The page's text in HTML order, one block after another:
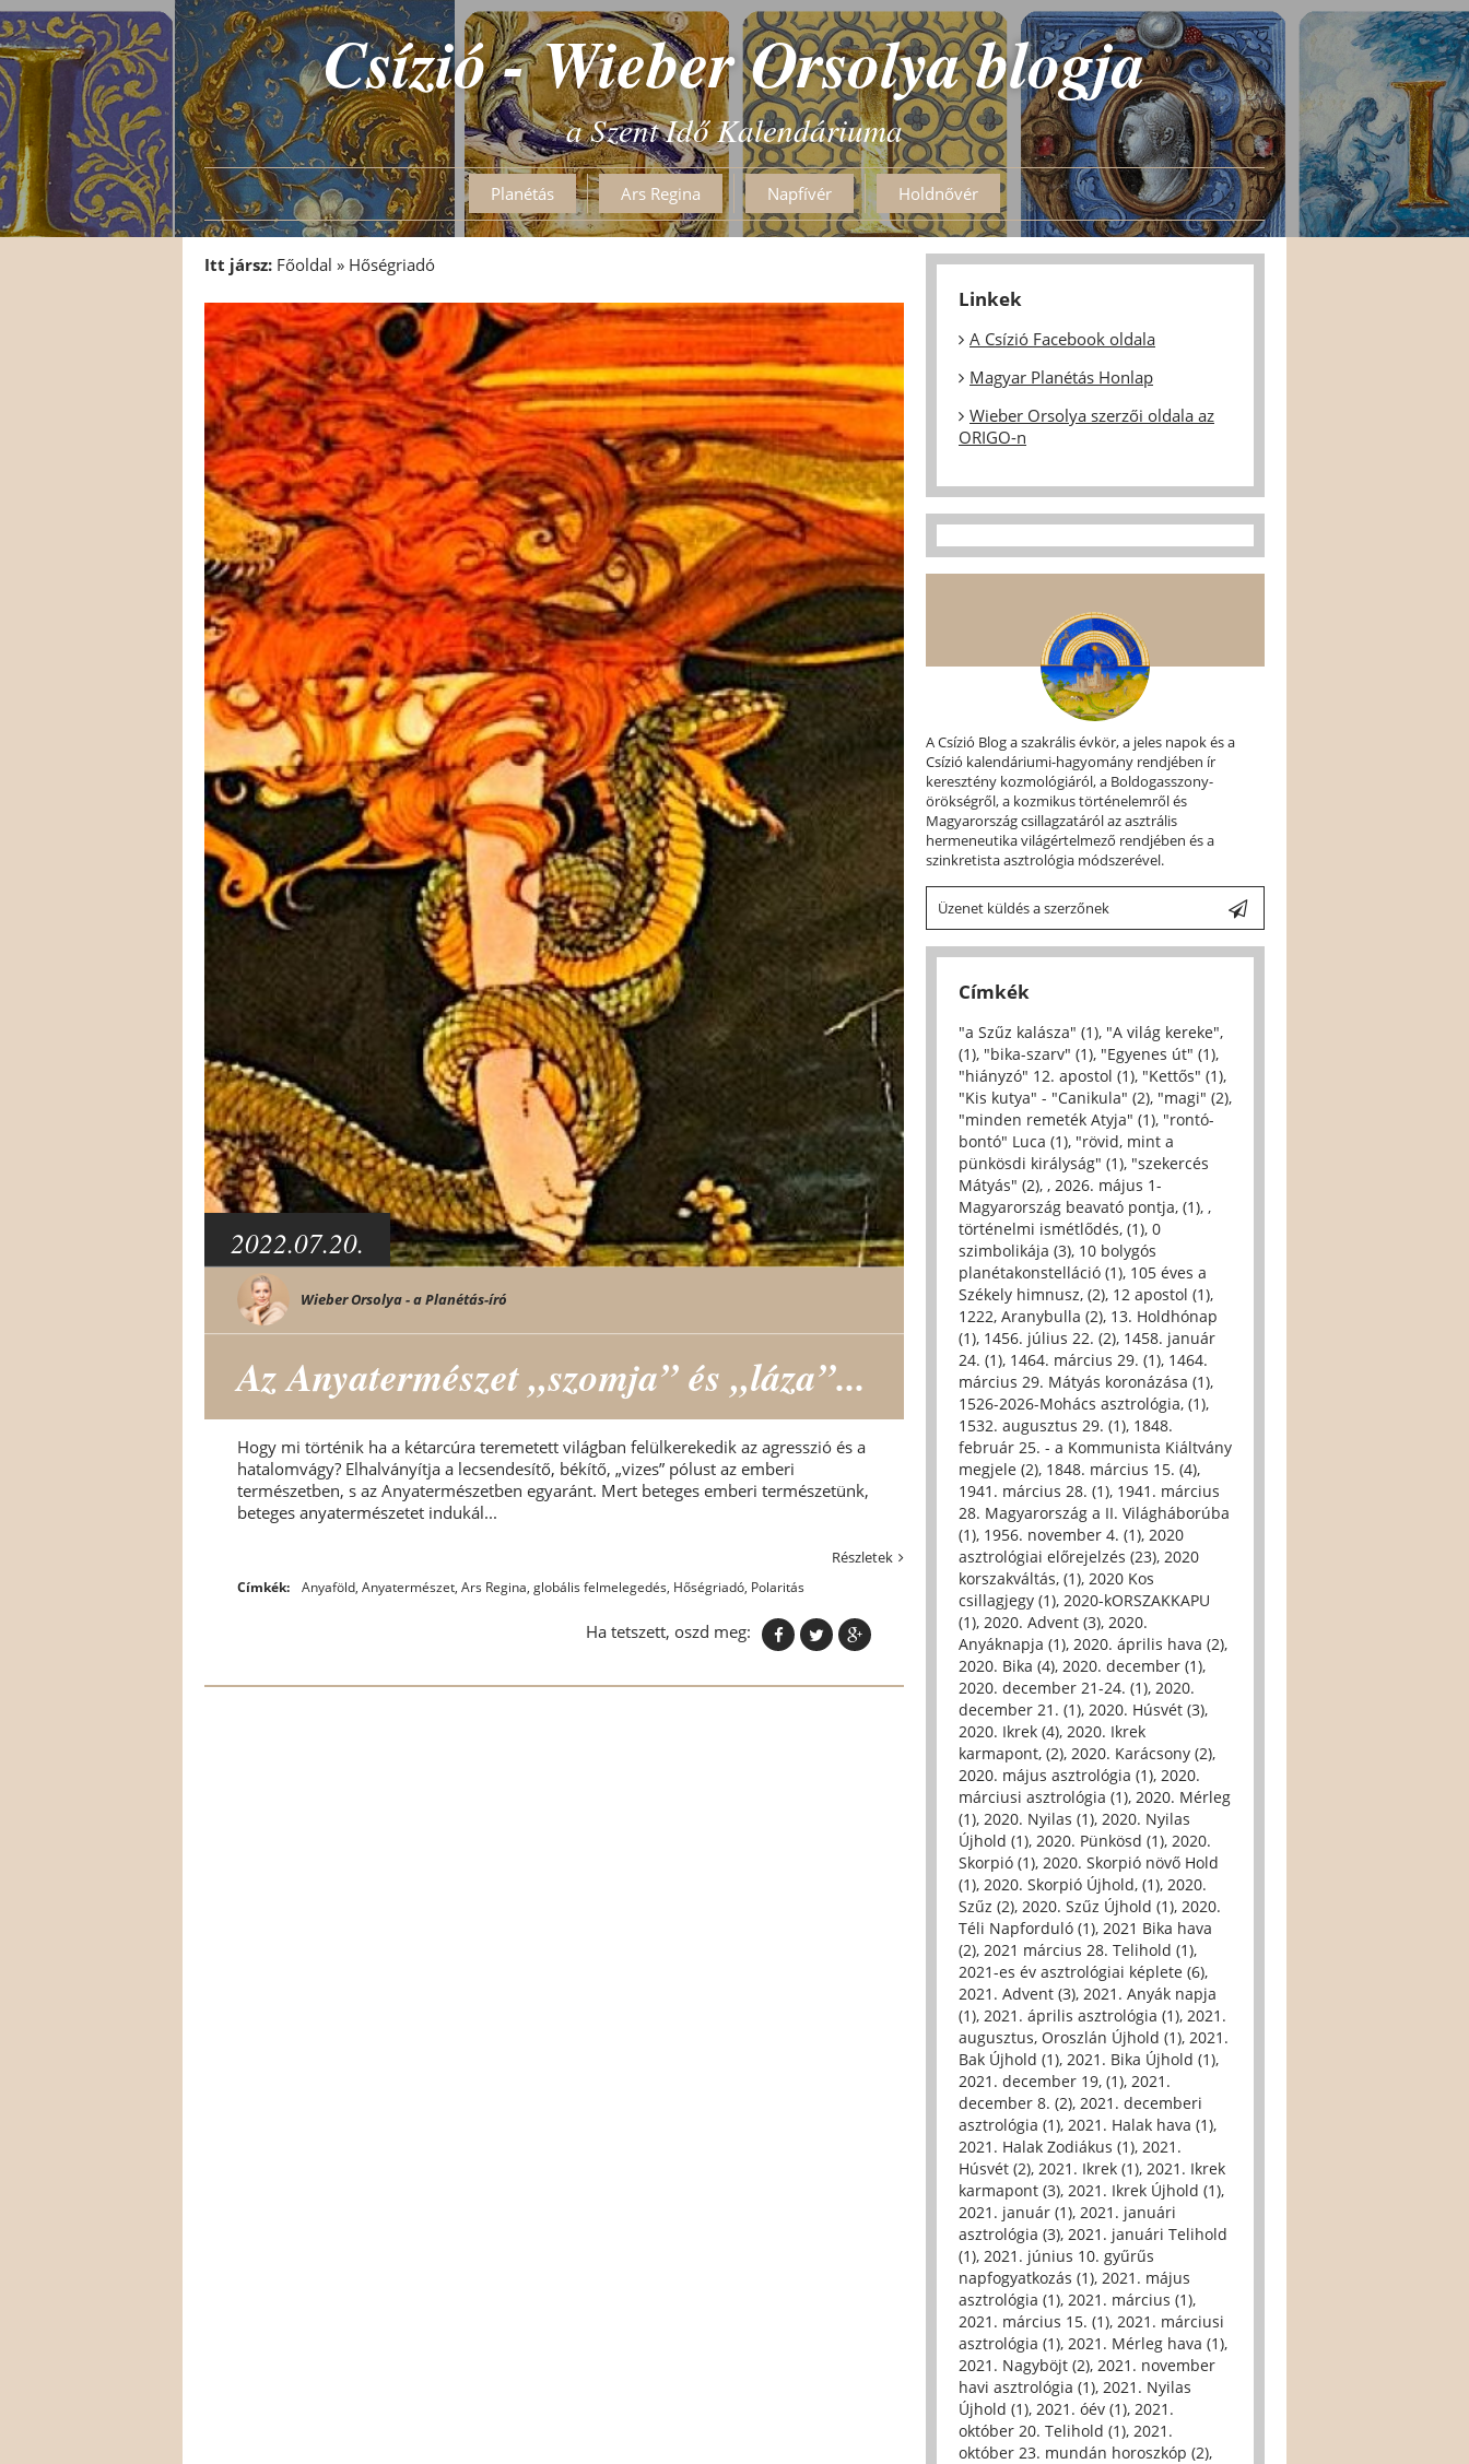
Csízió - Wieber Orsolya blogja
a Szent Idő Kalendáriuma
Planétás Ars Regina Napfívér Holdnővér
Itt jársz: Főoldal » Hőségriadó
2022.07.20.
Wieber Orsolya - a Planétás-író
Az Anyatermészet „szomja” és „láza”...
Hogy mi történik ha a kétarcúra teremetett világban felülkerekedik az agresszió és a
hatalomvágy? Elhalványítja a lecsendesítő, békítő, „vizes” pólust az emberi
természetben, s az Anyatermészetben egyaránt. Mert beteges emberi természetünk,
beteges anyatermészetet indukál...
Részletek
Címkék: Anyaföld, Anyatermészet, Ars Regina, globális felmelegedés, Hőségriadó, Polaritás
Ha tetszett, oszd meg:
Linkek
A Csízió Facebook oldala
Magyar Planétás Honlap
Wieber Orsolya szerzői oldala az
ORIGO-n
A Csízió Blog a szakrális évkör, a jeles napok és a
Csízió kalendáriumi-hagyomány rendjében ír
keresztény kozmológiáról, a Boldogasszony-
örökségről, a kozmikus történelemről és
Magyarország csillagzatáról az asztrális
hermeneutika világértelmező rendjében és a
szinkretista asztrológia módszerével.
Üzenet küldés a szerzőnek
Címkék
"a Szűz kalásza" (1), "A világ kereke",
(1), "bika-szarv" (1), "Egyenes út" (1),
"hiányzó" 12. apostol (1), "Kettős" (1),
"Kis kutya" - "Canikula" (2), "magi" (2),
"minden remeték Atyja" (1), "rontó-
bontó" Luca (1), "rövid, mint a
pünkösdi királyság" (1), "szekercés
Mátyás" (2), , 2026. május 1-
Magyarország beavató pontja, (1), ,
történelmi ismétlődés, (1), 0
szimbolikája (3), 10 bolygós
planétakonstelláció (1), 105 éves a
Székely himnusz, (2), 12 apostol (1),
1222, Aranybulla (2), 13. Holdhónap
(1), 1456. július 22. (2), 1458. január
24. (1), 1464. március 29. (1), 1464.
március 29. Mátyás koronázása (1),
1526-2026-Mohács asztrológia, (1),
1532. augusztus 29. (1), 1848.
február 25. - a Kommunista Kiáltvány
megjele (2), 1848. március 15. (4),
1941. március 28. (1), 1941. március
28. Magyarország a II. Világháborúba
(1), 1956. november 4. (1), 2020
asztrológiai előrejelzés (23), 2020
korszakváltás, (1), 2020 Kos
csillagjegy (1), 2020-kORSZAKKAPU
(1), 2020. Advent (3), 2020.
Anyáknapja (1), 2020. április hava (2),
2020. Bika (4), 2020. december (1),
2020. december 21-24. (1), 2020.
december 21. (1), 2020. Húsvét (3),
2020. Ikrek (4), 2020. Ikrek
karmapont, (2), 2020. Karácsony (2),
2020. május asztrológia (1), 2020.
márciusi asztrológia (1), 2020. Mérleg
(1), 2020. Nyilas (1), 2020. Nyilas
Újhold (1), 2020. Pünkösd (1), 2020.
Skorpió (1), 2020. Skorpió növő Hold
(1), 2020. Skorpió Újhold, (1), 2020.
Szűz (2), 2020. Szűz Újhold (1), 2020.
Téli Napforduló (1), 2021 Bika hava
(2), 2021 március 28. Telihold (1),
2021-es év asztrológiai képlete (6),
2021. Advent (3), 2021. Anyák napja
(1), 2021. április asztrológia (1), 2021.
augusztus, Oroszlán Újhold (1), 2021.
Bak Újhold (1), 2021. Bika Újhold (1),
2021. december 19, (1), 2021.
december 8. (2), 2021. decemberi
asztrológia (1), 2021. Halak hava (1),
2021. Halak Zodiákus (1), 2021.
Húsvét (2), 2021. Ikrek (1), 2021. Ikrek
karmapont (3), 2021. Ikrek Újhold (1),
2021. január (1), 2021. januári
asztrológia (3), 2021. januári Telihold
(1), 2021. június 10. gyűrűs
napfogyatkozás (1), 2021. május
asztrológia (1), 2021. március (1),
2021. március 15. (1), 2021. márciusi
asztrológia (1), 2021. Mérleg hava (1),
2021. Nagyböjt (2), 2021. november
havi asztrológia (1), 2021. Nyilas
Újhold (1), 2021. óév (1), 2021.
október 20. Telihold (1), 2021.
október 23. mundán horoszkóp (2),